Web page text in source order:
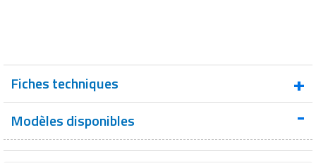
Vaisselle restaurant
Vitrines réfrigérées
Fiches techniques
Séminaire de détente
Modèles disponibles